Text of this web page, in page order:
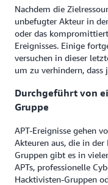
Nachdem die
unbefugter Akteur in
oder das
Ereignisses. Einige
versuchen in dieser
um zu verhindern,
Durchgeführt von
Gruppe
APT-Ereignisse gehen
Akteuren aus, die in der
Gruppen gibt es in
APTs, professionelle
Hacktivisten-Gruppen